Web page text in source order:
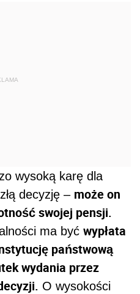
wysoką karę dla
decyzję – może on
swojej pensji.
ma być wypłata
państwową
wydania przez
O wysokości